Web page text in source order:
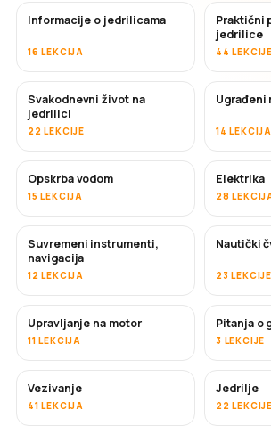
Informacije o jedrilicama
16 LEKCIJA
Praktični
jedrilice
44 LEKCIJE
Svakodnevni život na
jedrilici
22 LEKCIJE
Ugrađeni
14 LEKCIJA
Opskrba vodom
15 LEKCIJA
Elektrika
28
Suvremeni instrumenti,
navigacija
12 LEKCIJA
Nautički
23 LEKCIJE
Upravljanje na motor
11 LEKCIJA
Pitanja o
3 LEKCIJE
Vezivanje
41 LEKCIJA
Jedrilje
22 LEKCIJE